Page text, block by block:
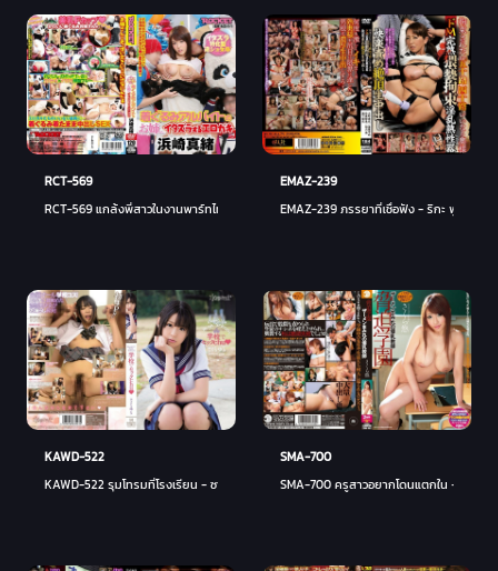
RCT-569
RCT-569 แกล้งพี่สาวในงานพาร์ทไทม์ - ฮามาซากิ เหมา
EMAZ-239
EMAZ-239 ภรรยาที่เชื่อฟัง - ริกะ ฟูจิชิตะ
KAWD-522
KAWD-522 รุมโทรมที่โรงเรียน - ซากุระ ยูระ
SMA-700
SMA-700 ครูสาวอยากโดนแตกใน - ยู ซากุ